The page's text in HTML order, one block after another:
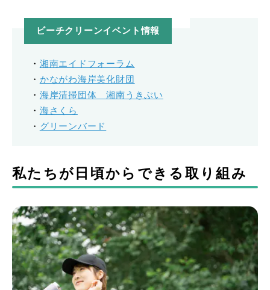
ビーチクリーンイベント情報
・ 湘南エイドフォーラム
・ かながわ海岸美化財団
・ 海岸清掃団体 湘南うきぶい
・ 海さくら
・ グリーンバード
私たちが日頃からできる取り組み